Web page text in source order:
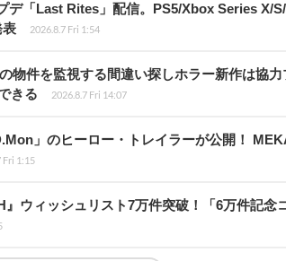
デ「Last Rites」配信。PS5/Xbox Series X/
2026.8.7 Fri 1:54
物件を監視する間違い探しホラー新作は協力
きる
2026.8.7 Fri 14:07
」のヒーロー・トレイラーが公開！
Fri 1:15
ウィッシュリスト7万件突破！「6万件記念